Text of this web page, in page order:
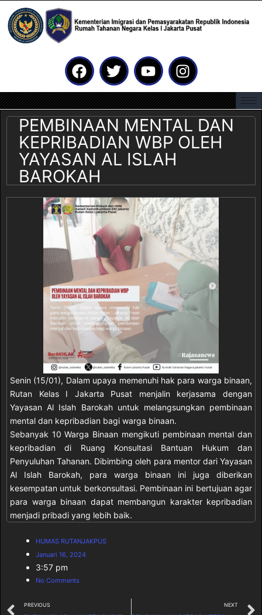
PEMBINAAN MENTAL DAN
KEPRIBADIAN WBP OLEH
YAYASAN AL ISLAH
BAROKAH
Senin (15/01), Dalam upaya memenuhi hak para warga binaan,
Rutan Kelas I Jakarta Pusat menjalin kerjasama dengan
Yayasan Al Islah Barokah untuk melangsungkan pembinaan
mental dan kepribadian bagi warga binaan.
Sebanyak 10 Warga Binaan mengikuti pembinaan mental dan
kepribadian di Ruang Konsultasi Bantuan Hukum dan
Penyuluhan Tahanan. Dibimbing oleh para mentor dari Yayasan
Al Islah Barokah, para warga binaan ini juga diberikan
kesempatan untuk berkonsultasi. Pembinaan ini bertujuan agar
para warga binaan dapat membangun karakter kepribadian
menjadi pribadi yang lebih baik.
HUMAS RUTANJAKPUS
Januari 16, 2024
3:57 pm
No Comments
PREVIOUS NEXT